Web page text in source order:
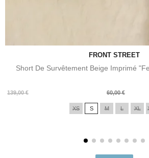
FRONT STREET
Short De Survêtement Beige Imprimé
139,00 €
Prix
60,00 €
Prix
XS S M L XL